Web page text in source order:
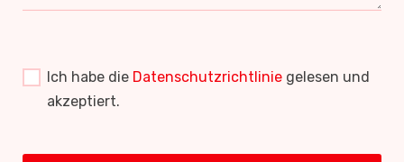
Ich habe die Datenschutzrichtlinie gelesen und
akzeptiert.